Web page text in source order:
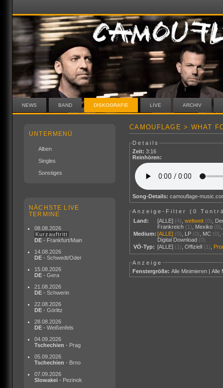
NEWS BAND DISKOGRAFIE LIVE ARCHIV
UNTERMENÜ
Alben
Singles
Sonstiges
NÄCHSTE LIVE
TERMINE
08.08.2026
Kurzauftritt
DE - Frankfurt/Main
14.08.2026
DE - Schwedt/Oder
15.08.2026
DE - Gera
21.08.2026
DE - Schwerin
22.08.2026
DE - Görlitz
28.08.2026
DE - Weißenfels
04.09.2026
Tschechien - Prag
05.09.2026
Tschechien - Brno
07.09.2026
Slowakei - Pezinok
CAMOUFLAGE > WHAT
Details
Zeit: 3:16
Reinhören:
Song-Details: camouflage-
Anzeige-Filter (0
Land:
[ALLE] (4) ,weltweit (0)
Frankreich (1) Mexiko (0)
Medium: [ALLE] (0) LP (0) MC (0) ,
Digital Download (0)
VÖ-Typ: [ALLE] (1) ,Offiziell (1)
Anzeige
Fenstergröße: Alle Minimieren |Alle